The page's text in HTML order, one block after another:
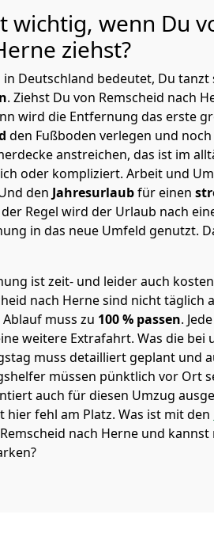
wichtig, wenn Du
ziehst?
in Deutschland bedeutet, Du
. Ziehst Du von Remscheid nach
wird die Entfernung das erste
den Fußboden verlegen und
anstreichen, das ist im
oder kompliziert. Arbeit und
den Jahresurlaubfür einen
Regel wird der Urlaub nach
in das neue Umfeld genutzt.
ist zeit- und leider auch
nach Herne sind nicht täglich
muss zu 100 % passen.
weitere Extrafahrt. Was die bei
muss detailliert geplant und
müssen pünktlich vor Ort
auch für diesen Umzug
hier fehl am Platz. Was ist mit den
nach Herne und